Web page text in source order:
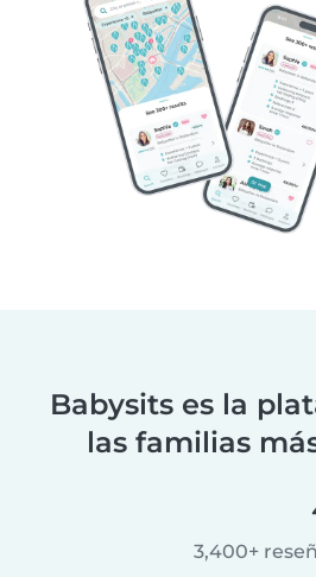
Babysits es la
las familias
3,400+